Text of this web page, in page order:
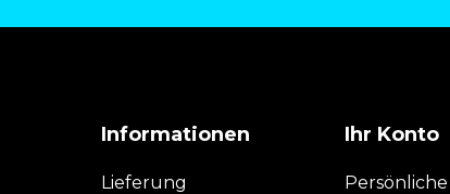
Informationen
Lieferung
Ihr Konto
Persönliche